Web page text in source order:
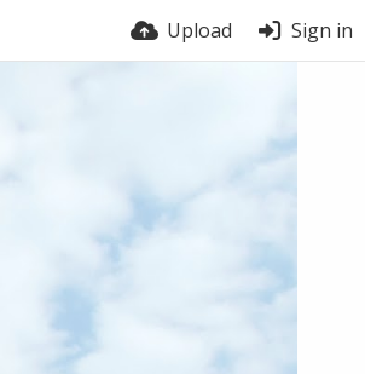
Upload Sign in